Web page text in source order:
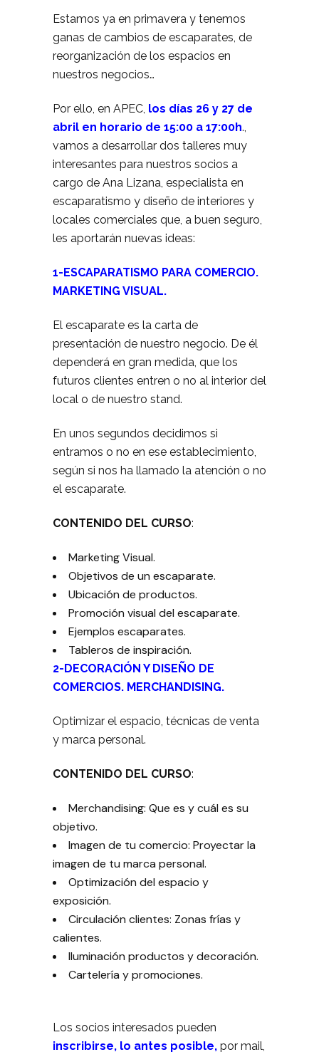
Estamos ya en primavera y tenemos
ganas de cambios de escaparates, de
reorganización de los espacios en
nuestros negocios…
Por ello, en APEC, los días 26 y 27 de
abril en horario de 15:00 a 17:00h.,
vamos a desarrollar dos talleres muy
interesantes para nuestros socios a
cargo de Ana Lizana, especialista en
escaparatismo y diseño de interiores y
locales comerciales que, a buen seguro,
les aportarán nuevas ideas:
1-ESCAPARATISMO PARA COMERCIO.
MARKETING VISUAL.
El escaparate es la carta de
presentación de nuestro negocio. De él
dependerá en gran medida, que los
futuros clientes entren o no al interior del
local o de nuestro stand.
En unos segundos decidimos si
entramos o no en ese establecimiento,
según si nos ha llamado la atención o no
el escaparate.
CONTENIDO DEL CURSO:
Marketing Visual.
Objetivos de un escaparate.
Ubicación de productos.
Promoción visual del escaparate.
Ejemplos escaparates.
Tableros de inspiración.
2-DECORACIÓN Y DISEÑO DE
COMERCIOS. MERCHANDISING.
Optimizar el espacio, técnicas de venta
y marca personal.
CONTENIDO DEL CURSO:
Merchandising: Que es y cuál es su
objetivo.
Imagen de tu comercio: Proyectar la
imagen de tu marca personal.
Optimización del espacio y
exposición.
Circulación clientes: Zonas frías y
calientes.
Iluminación productos y decoración.
Cartelería y promociones.
Los socios interesados pueden
inscribirse, lo antes posible, por mail,